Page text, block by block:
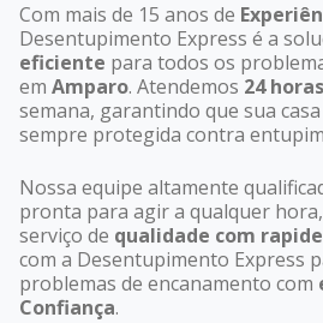
Com mais de 15 anos de
Desentupimento Express é a
eficiente para todos os
em Amparo. Atendemos 24 horas
semana, garantindo que sua
sempre protegida contra
Nossa equipe altamente
pronta para agir a qualquer
serviço de qualidade com
com a Desentupimento Express
problemas de encanamento com
Confiança.